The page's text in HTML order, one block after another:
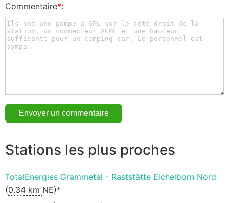
Commentaire*:
Stations les plus proches
TotalEnergies Grammetal - Raststätte Eichelborn Nord
(0.34 km NE)*